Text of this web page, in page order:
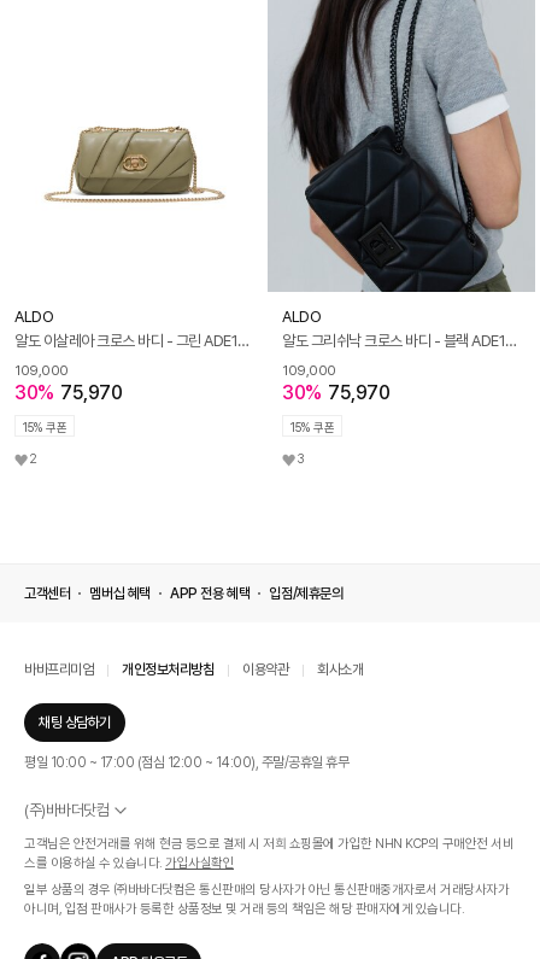
ALDO
알도 이살레아 크로스 바디 - 그린 ADE1H063HZ340
109,000
30% 75,970
15% 쿠폰
2
ALDO
알도 그리쉬낙 크로스 바디 - 블랙 ADE1H062HZ001
109,000
30% 75,970
15% 쿠폰
3
고객센터 멤버십 혜택 APP 전용 혜택 입점/제휴문의
바바프리미엄 개인정보처리방침 이용약관 회사소개
채팅 상담하기
평일 10:00 ~ 17:00 (점심 12:00 ~ 14:00), 주말/공휴일 휴무
(주)바바더닷컴
서울특별시 서초구 신반포로 339, 논현빌딩 (대표이사 : 문인식)
사업자 등록번호 569-86-01308
통신판매업신고번호 제 2019 - 서울 서초 - 1268호
개인정보관리책임자 : 김효영
인증범위 온라인 쇼핑몰 서비스(바바더닷컴)
고객님은 안전거래를 위해 현금 등으로 결제 시 저희 쇼핑몰에 가입한 NHN KCP의 구매안전 서비
스를 이용하실 수 있습니다. 가입사실확인
일부 상품의 경우 ㈜바바더닷컴은 통신판매의 당사자가 아닌 통신판매중개자로서 거래당사자가
아니며, 입점 판매사가 등록한 상품정보 및 거래 등의 책임은 해당 판매자에게 있습니다.